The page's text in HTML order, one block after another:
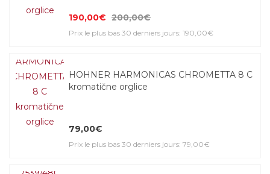
190,00€ 200,00€
Prix le plus bas 30 derniers jours: 190,00€
HOHNER HARMONICAS CHROMETTA 8 C
kromatične orglice
79,00€
Prix le plus bas 30 derniers jours: 79,00€